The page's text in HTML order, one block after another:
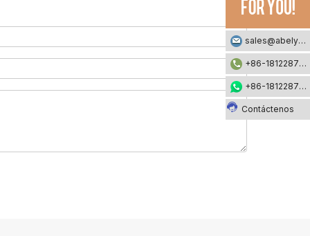
sales@abelyfashion.com
+86-18122871002
+86-18122871002
Contáctenos